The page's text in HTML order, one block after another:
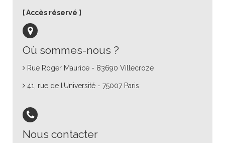
Où sommes-nous ?
Rue Roger Maurice - 83690 Villecroze
41, rue de l’Université - 75007 Paris
Nous contacter
Accès réservé